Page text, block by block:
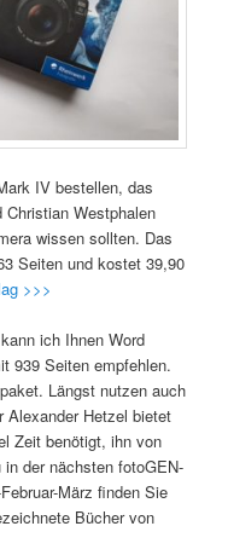
IV bestellen, das
Christian Westphalen
wissen sollten. Das
Seiten und kostet 39,90
>>>
ich Ihnen Word
939 Seiten empfehlen.
Längst nutzen auch
Alexander Hetzel bietet
Zeit benötigt, ihn von
der nächsten fotoGEN-
März finden Sie
Bücher von